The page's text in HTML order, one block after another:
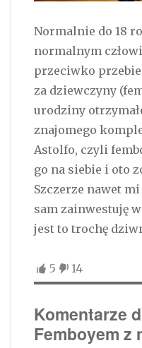
Normalnie do 18
normalnym
przeciwko
za dziewczyny
urodziny
znajomego
Astolfo, czyli
go na siebie i oto
Szczerze nawet
sam zainwestuję
jest to trochę
5 14
Komentarze
Femboyem z